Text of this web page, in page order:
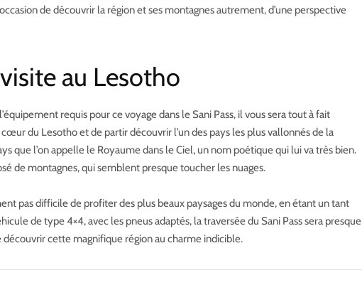
de découvrir la région et ses montagnes autrement, d’une perspective
au Lesotho
requis pour ce voyage dans le Sani Pass, il vous sera tout à fait
du Lesotho et de partir découvrir l’un des pays les plus vallonnés de la
que l’on appelle le Royaume dans le Ciel, un nom poétique qui lui va très bien.
de montagnes, qui semblent presque toucher les nuages.
pas difficile de profiter des plus beaux paysages du monde, en étant un tant
de type 4×4, avec les pneus adaptés, la traversée du Sani Pass sera presque
découvrir cette magnifique région au charme indicible.